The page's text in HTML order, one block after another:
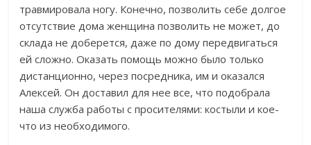
травмировала ногу. Конечно, позволить себе долгое
отсутствие дома женщина позволить не может, до
склада не доберется, даже по дому передвигаться
ей сложно. Оказать помощь можно было только
дистанционно, через посредника, им и оказался
Алексей. Он доставил для нее все, что подобрала
наша служба работы с просителями: костыли и кое-
что из необходимого.